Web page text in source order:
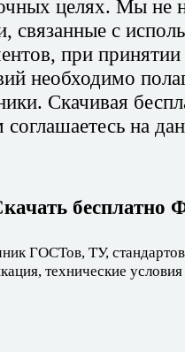
целях. Мы не
связанные с
при
необходимо
Скачивая
на
бесплатно
ГОСТов, ТУ,
технические условия